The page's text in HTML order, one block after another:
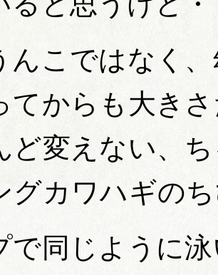
んこではなく
てからも大き
ど変えない、
グカワハギの
で同じように